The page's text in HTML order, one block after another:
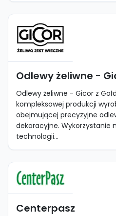
Odlewy żeliwne -
Odlewy żeliwne - Gicor z
kompleksowej produkcji
obejmującej precyzyjne
dekoracyjne. Wykorzystanie
technologii...
Centerpasz